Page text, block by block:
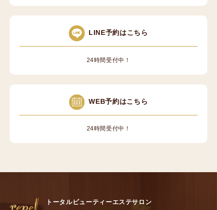
LINE予約はこちら
24時間受付中！
WEB予約はこちら
24時間受付中！
トータルビューティーエステサロン